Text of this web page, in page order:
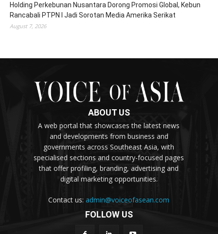
Holding Perkebunan Nusantara Dorong Promosi Global, Kebun
Rancabali PTPN I Jadi Sorotan Media Amerika Serikat
August 7, 2026
ABOUT US
A web portal that showcases the latest news
and developments from business and
governments across Southeast Asia, with
specialised sections and country-focused pages
that offer profiling, branding, advertising and
digital marketing opportunities.
Contact us:admin@voiceofasean.com
FOLLOW US